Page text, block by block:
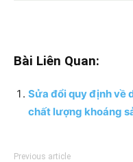
Bài Liên Quan:
Sửa đổi quy định về
chất lượng khoáng
Previous article